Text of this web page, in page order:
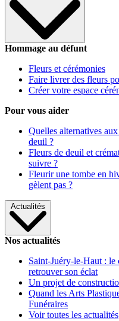
Hommage au défunt
Fleurs et cérémonies
Faire livrer des fleurs
Créer votre espace
Pour vous aider
Quelles alternatives
deuil ?
Fleurs de deuil et
suivre ?
Fleurir une tombe en
gèlent pas ?
Actualités
Nos actualités
Saint-Juéry-le-Haut : le
retrouver son éclat
Un projet de
Quand les Arts
Funéraires
Voir toutes les actualités